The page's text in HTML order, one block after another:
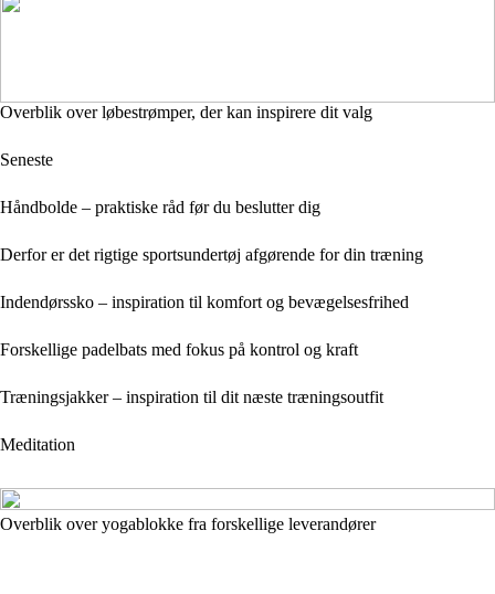
Overblik over løbestrømper, der kan inspirere dit valg
Seneste
Håndbolde – praktiske råd før du beslutter dig
Derfor er det rigtige sportsundertøj afgørende for din træning
Indendørssko – inspiration til komfort og bevægelsesfrihed
Forskellige padelbats med fokus på kontrol og kraft
Træningsjakker – inspiration til dit næste træningsoutfit
Meditation
Overblik over yogablokke fra forskellige leverandører